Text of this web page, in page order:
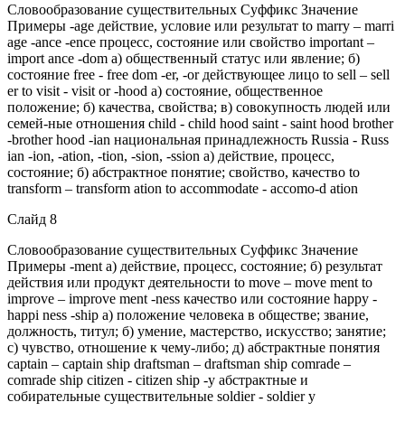
Словообразование существительных Суффикс Значение
Примеры -age действие, условие или результат to marry – marri
age -ance -ence процесс, состояние или свойство important –
import ance -dom а) общественный статус или явление; б)
состояние free - free dom -er, -or действующее лицо to sell – sell
er to visit - visit or -hood а) состояние, общественное
положение; б) качества, свойства; в) совокупность людей или
семей-ные отношения child - child hood saint - saint hood brother
-brother hood -ian национальная принадлежность Russia - Russ
ian -ion, -ation, -tion, -sion, -ssion а) действие, процесс,
состояние; б) абстрактное понятие; свойство, качество to
transform – transform ation to accommodate - accomo-d ation
Слайд 8
Словообразование существительных Суффикс Значение
Примеры -ment a) действие, процесс, состояние; б) результат
действия или продукт деятельности to move – move ment to
improve – improve ment -ness качество или состояние hарру -
happi ness -ship а) положение человека в обществе; звание,
должность, титул; б) умение, мастерство, искусство; занятие;
с) чувство, отношение к чему-либо; д) абстрактные понятия
captain – captain ship draftsman – draftsman ship comrade –
comrade ship citizen - citizen ship -y абстрактные и
собирательные существительные soldier - soldier y